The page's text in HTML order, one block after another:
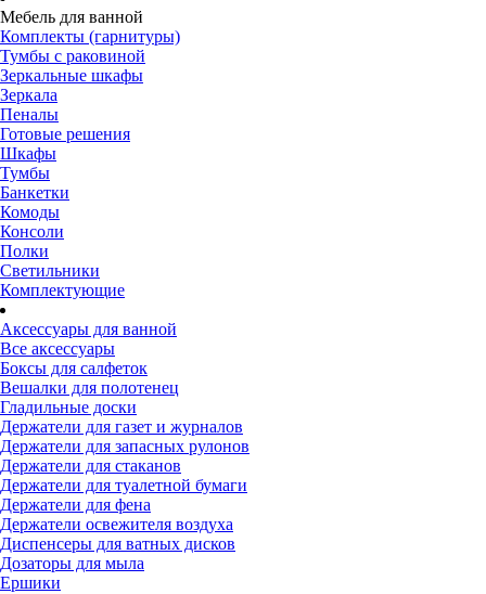
Мебель для ванной
Комплекты (гарнитуры)
Тумбы с раковиной
Зеркальные шкафы
Зеркала
Пеналы
Готовые решения
Шкафы
Тумбы
Банкетки
Комоды
Консоли
Полки
Светильники
Комплектующие
Аксессуары для ванной
Все аксессуары
Боксы для салфеток
Вешалки для полотенец
Гладильные доски
Держатели для газет и журналов
Держатели для запасных рулонов
Держатели для стаканов
Держатели для туалетной бумаги
Держатели для фена
Держатели освежителя воздуха
Диспенсеры для ватных дисков
Дозаторы для мыла
Ершики